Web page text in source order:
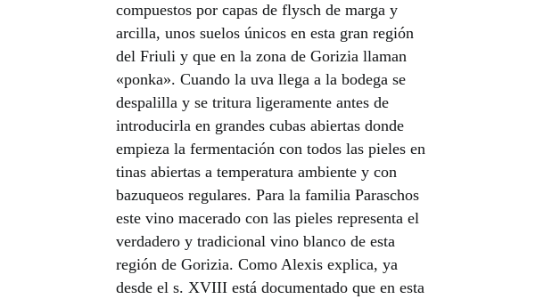
compuestos por capas de flysch de marga y
arcilla, unos suelos únicos en esta gran región
del Friuli y que en la zona de Gorizia llaman
«ponka». Cuando la uva llega a la bodega se
despalilla y se tritura ligeramente antes de
introducirla en grandes cubas abiertas donde
empieza la fermentación con todos las pieles en
tinas abiertas a temperatura ambiente y con
bazuqueos regulares. Para la familia Paraschos
este vino macerado con las pieles representa el
verdadero y tradicional vino blanco de esta
región de Gorizia. Como Alexis explica, ya
desde el s. XVIII está documentado que en esta